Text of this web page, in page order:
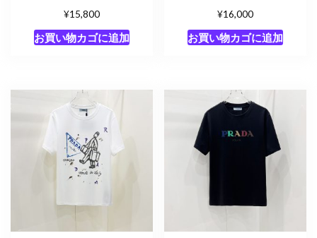
¥15,800
お買い物カゴに追加
¥16,000
お買い物カゴに追加